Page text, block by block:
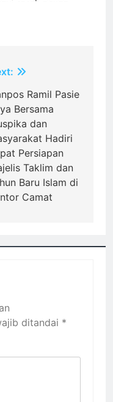
Ramil Pasie
Bersama
dan
Hadiri
Persiapan
Taklim dan
Baru Islam di
Camat
ditandai *